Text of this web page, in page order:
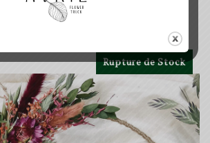
30.00€
Rupture de Stock